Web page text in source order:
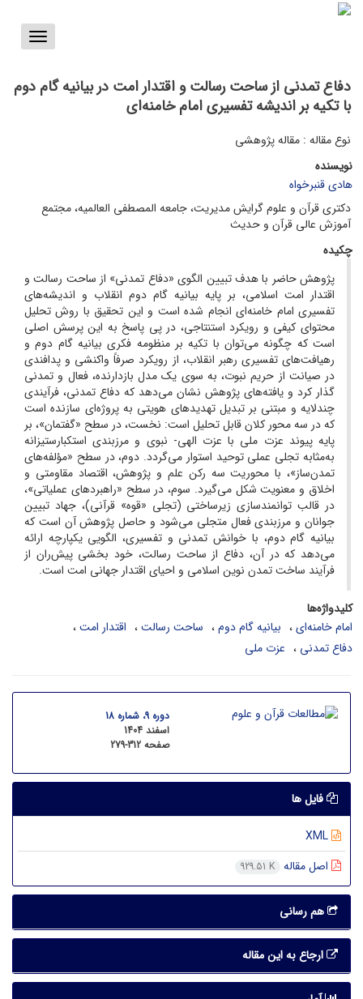
Toggle
دفاع تمدنی از ساحت رسالت و اقتدار امت در بیانیه گام دوم
با تکیه بر اندیشه‌ تفسیری امام خامنه‌ای
نوع مقاله : مقاله پژوهشی
نویسنده
هادی قنبرخواه
دکتری قرآن و علوم گرایش مدیریت، جامعه المصطفی العالمیه، مجتمع
آموزش عالی قرآن و حدیث
چکیده
پژوهش حاضر با هدف تبیین الگوی «دفاع تمدنی» از ساحت رسالت و
اقتدار امت اسلامی، بر پایه بیانیه گام دوم انقلاب و اندیشه‌های
تفسیری امام خامنه‌ای انجام شده است و این تحقیق با روش تحلیل
محتوای کیفی و رویکرد استنتاجی، در پی پاسخ به این پرسش اصلی
است که چگونه می‌توان با تکیه بر منظومه فکری بیانیه گام دوم و
رهیافت‌های تفسیری رهبر انقلاب، از رویکرد صرفاً واکنشی و پدافندی
در صیانت از حریم نبوت، به سوی یک مدل بازدارنده، فعال و تمدنی
گذار کرد و یافته‌های پژوهش نشان می‌دهد که دفاع تمدنی، فرآیندی
چندلایه و مبتنی بر تبدیل تهدیدهای هویتی به پروژه‌ای سازنده است
که در سه محور کلان قابل تحلیل است: نخست، در سطح «گفتمان»، بر
پایه پیوند عزت ملی با عزت الهی- نبوی و مرزبندی استکبارستیزانه
به‌مثابه تجلی عملی توحید استوار می‌گردد. دوم، در سطح «مؤلفه‌های
تمدن‌ساز»، با محوریت سه رکن علم و پژوهش، اقتصاد مقاومتی و
اخلاق و معنویت شکل می‌گیرد. سوم، در سطح «راهبردهای عملیاتی»،
در قالب توانمندسازی زیرساختی (تجلی «قوه» قرآنی)، جهاد تبیین
جوانان و مرزبندی فعال متجلی می‌شود و حاصل پژوهش آن است که
بیانیه گام دوم، با خوانش تمدنی و تفسیری، الگویی یکپارچه ارائه
می‌دهد که در آن، دفاع از ساحت رسالت، خود بخشی پیش‌ران از
فرآیند ساخت تمدن نوین اسلامی و احیای اقتدار جهانی امت است.
کلیدواژه‌ها
امام خامنه‌ای
بیانیه گام دوم ساحت رسالت
اقتدار امت
دفاع تمدنی
عزت ملی
دوره 9، شماره 18
اسفند 1404
صفحه 279-312
فایل ها
اصل مقاله 929.51 K
هم رسانی
ارجاع به این مقاله